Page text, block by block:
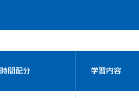
時間配分 学習内容